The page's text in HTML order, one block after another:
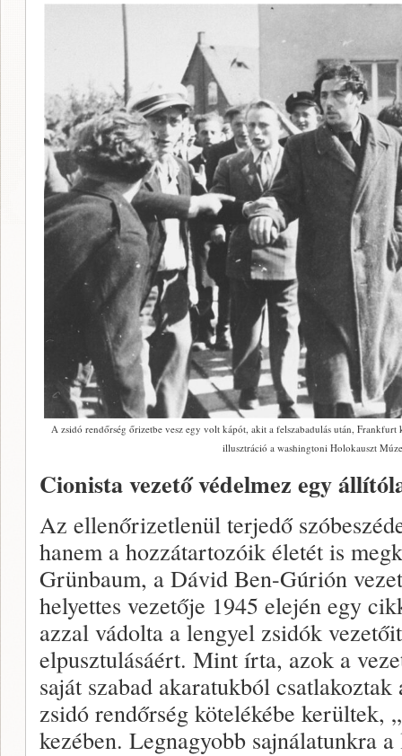
A zsidó rendőrség őrizetbe vesz egy volt kápót, akit a felszabadulás után,
illusztráció a washingtoni Holokauszt
Cionista vezető védelmez egy
Az ellenőrizetlenül terjedő
hanem a hozzátartozóik életét is
Grünbaum, a Dávid Ben-Gúrión
helyettes vezetője 1945 elején egy
azzal vádolta a lengyel zsidók
elpusztulásáért. Mint írta, azok a
saját szabad akaratukból
zsidó rendőrség kötelékébe kerültek,
kezében. Legnagyobb sajnálatunkra